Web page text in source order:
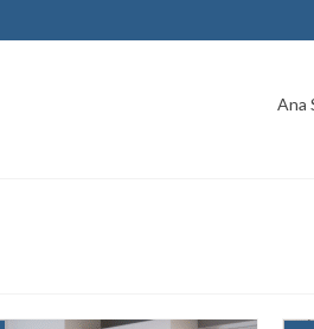
Ana